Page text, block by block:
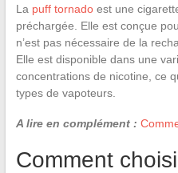
La puff tornadoest une
préchargée. Elle est conçue
n’est pas nécessaire de la
Elle est disponible dans une
concentrations de nicotine, ce
types de vapoteurs.
A lire en complément :
Comment